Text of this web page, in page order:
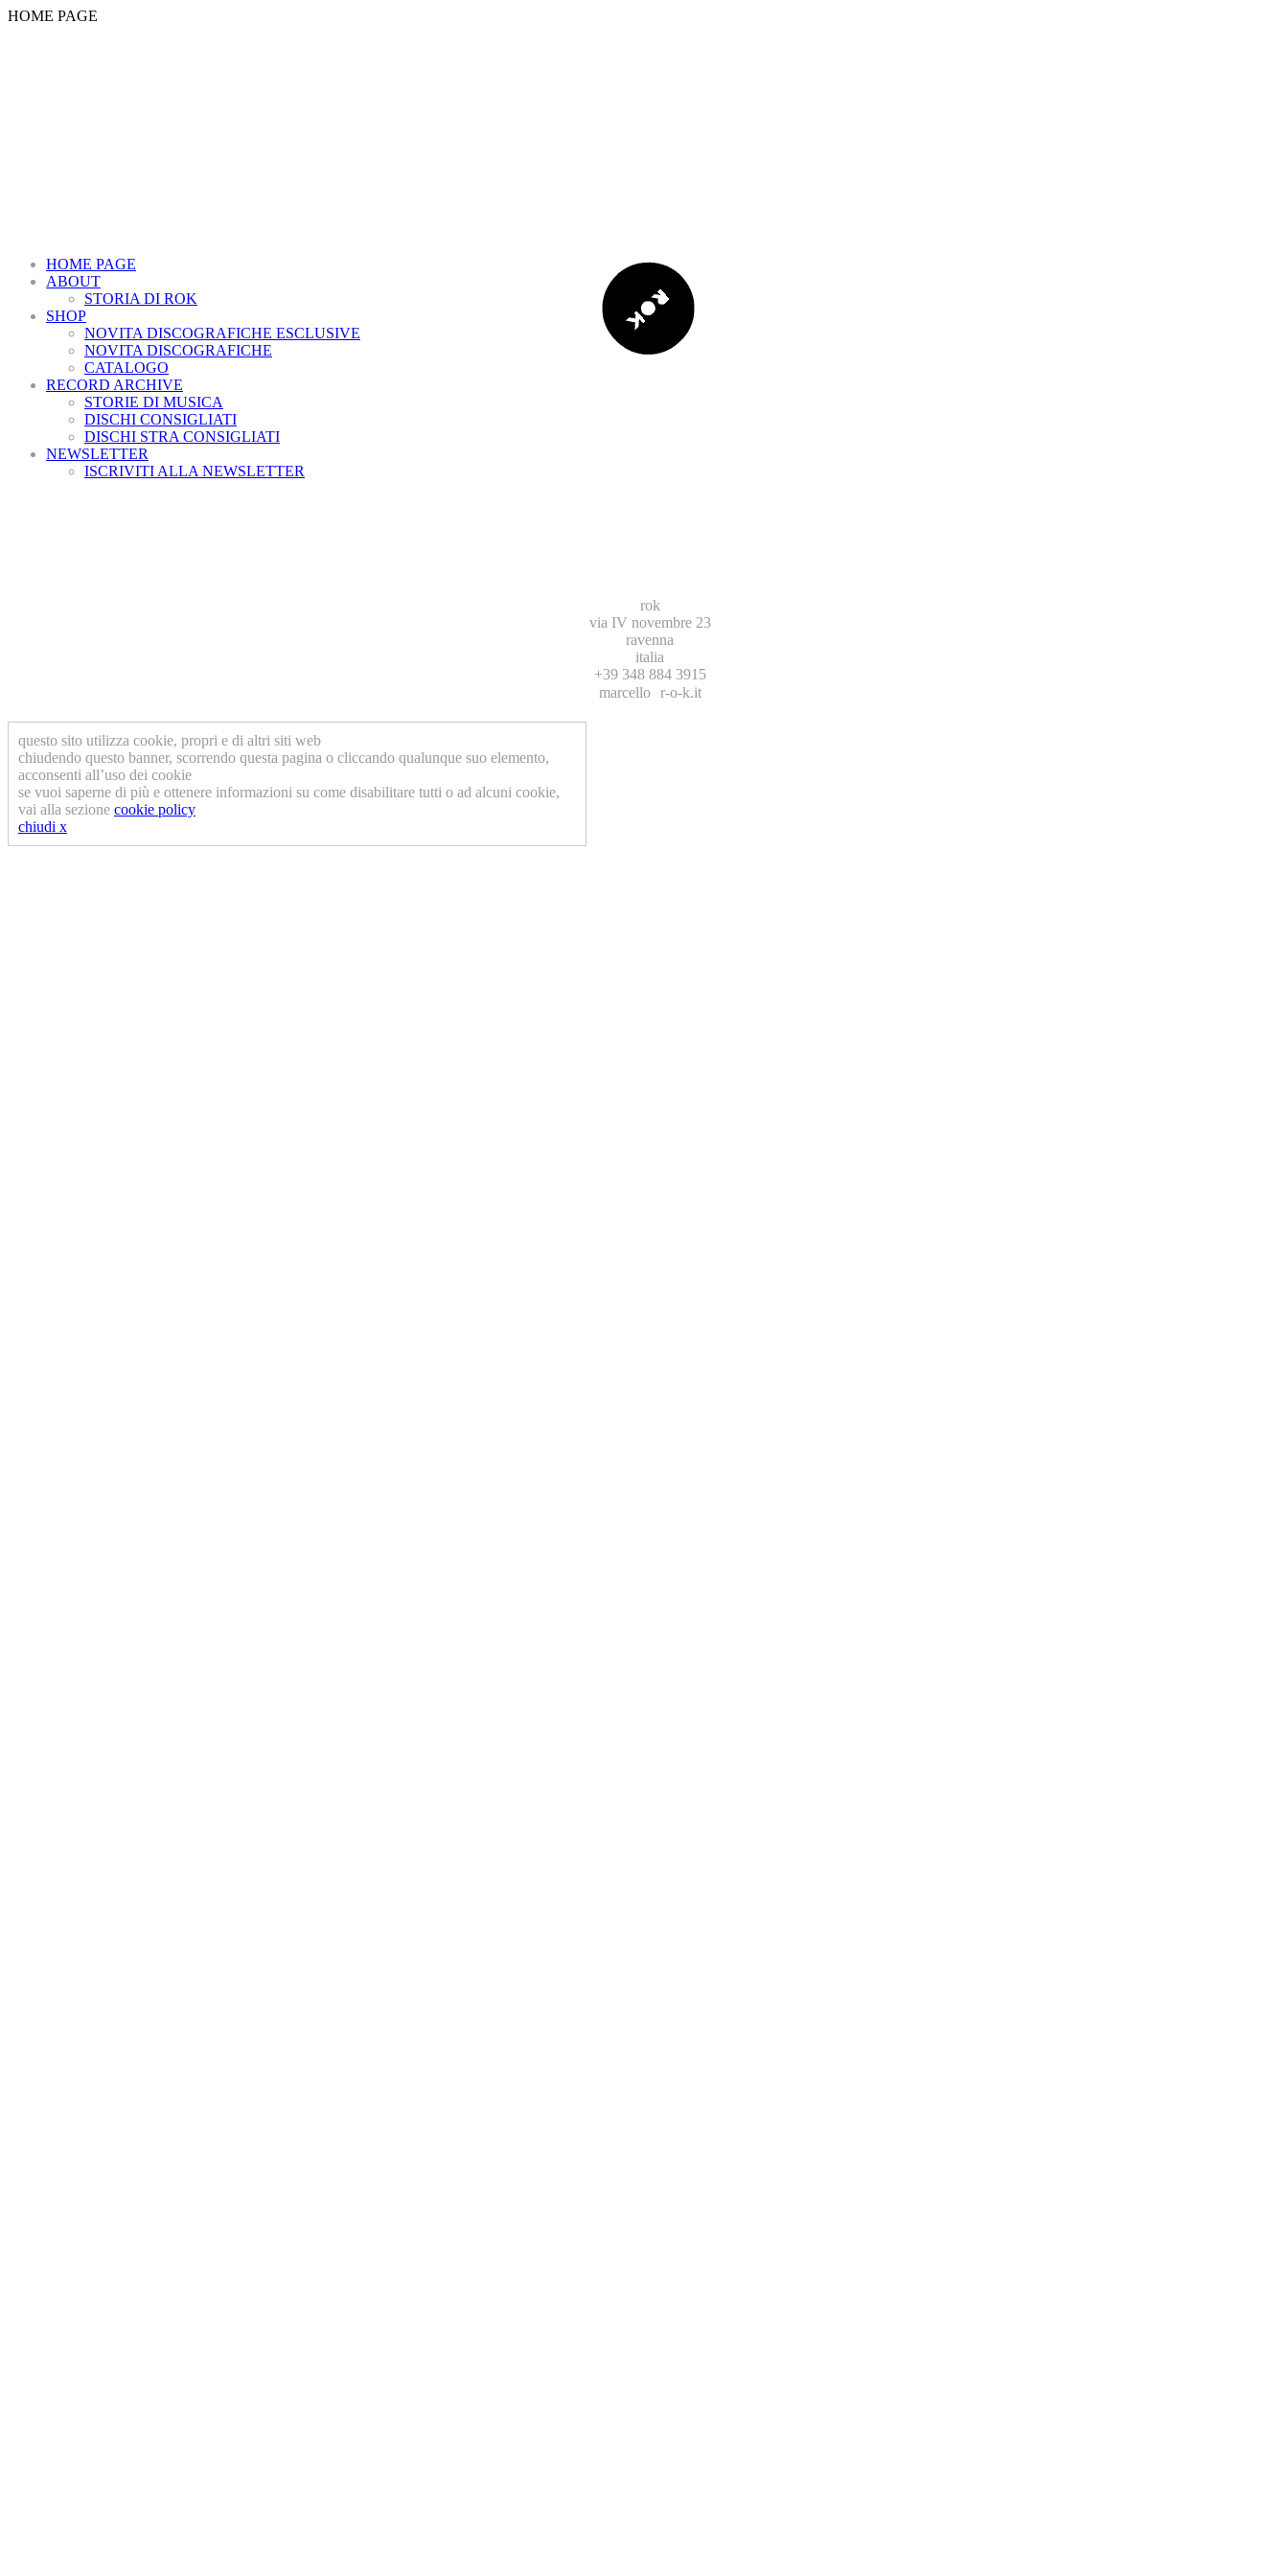
HOME PAGE
HOME PAGE
ABOUT
STORIA DI ROK
SHOP
NOVITA DISCOGRAFICHE ESCLUSIVE
NOVITA DISCOGRAFICHE
CATALOGO
RECORD ARCHIVE
STORIE DI MUSICA
DISCHI CONSIGLIATI
DISCHI STRA CONSIGLIATI
NEWSLETTER
ISCRIVITI ALLA NEWSLETTER
rok
via IV novembre 23
ravenna
italia
+39 348 884 3915
marcello
r-o-k.it
questo sito utilizza cookie, propri e di altri siti web
chiudendo questo banner, scorrendo questa pagina o cliccando qualunque suo elemento,
acconsenti all’uso dei cookie
se vuoi saperne di più e ottenere informazioni su come disabilitare tutti o ad alcuni cookie,
vai alla sezione cookie policy
chiudi x